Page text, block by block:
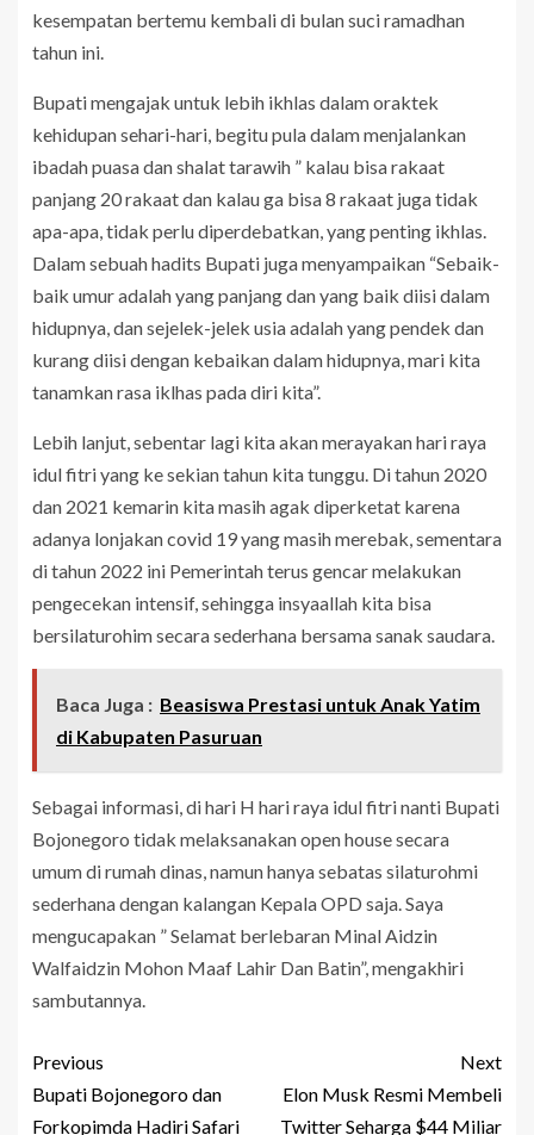
kesempatan bertemu kembali di bulan suci ramadhan
tahun ini.
Bupati mengajak untuk lebih ikhlas dalam oraktek
kehidupan sehari-hari, begitu pula dalam menjalankan
ibadah puasa dan shalat tarawih ” kalau bisa rakaat
panjang 20 rakaat dan kalau ga bisa 8 rakaat juga tidak
apa-apa, tidak perlu diperdebatkan, yang penting ikhlas.
Dalam sebuah hadits Bupati juga menyampaikan “Sebaik-
baik umur adalah yang panjang dan yang baik diisi dalam
hidupnya, dan sejelek-jelek usia adalah yang pendek dan
kurang diisi dengan kebaikan dalam hidupnya, mari kita
tanamkan rasa iklhas pada diri kita”.
Lebih lanjut, sebentar lagi kita akan merayakan hari raya
idul fitri yang ke sekian tahun kita tunggu. Di tahun 2020
dan 2021 kemarin kita masih agak diperketat karena
adanya lonjakan covid 19 yang masih merebak, sementara
di tahun 2022 ini Pemerintah terus gencar melakukan
pengecekan intensif, sehingga insyaallah kita bisa
bersilaturohim secara sederhana bersama sanak saudara.
Baca Juga : Beasiswa Prestasi untuk Anak Yatim
di Kabupaten Pasuruan
Sebagai informasi, di hari H hari raya idul fitri nanti Bupati
Bojonegoro tidak melaksanakan open house secara
umum di rumah dinas, namun hanya sebatas silaturohmi
sederhana dengan kalangan Kepala OPD saja. Saya
mengucapakan ” Selamat berlebaran Minal Aidzin
Walfaidzin Mohon Maaf Lahir Dan Batin”, mengakhiri
sambutannya.
Previous
Bupati Bojonegoro dan
Forkopimda Hadiri Safari
Next
Elon Musk Resmi Membeli
Twitter Seharga $44 Miliar